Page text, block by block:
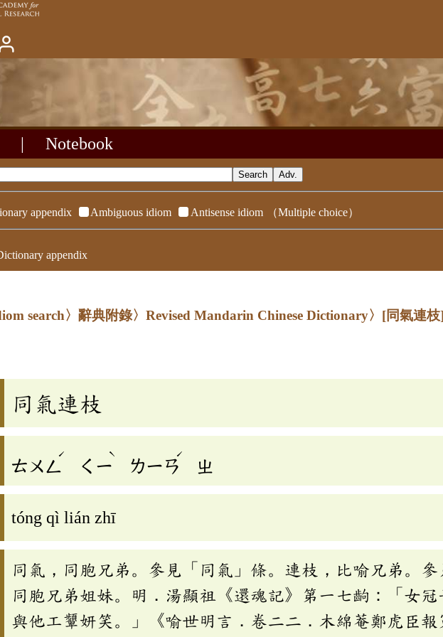
Notebook
appendix Ambiguous idiom Antisense idiom （Multiple choice）
appendix
search〉辭典附錄〉Revised Mandarin Chinese Dictionary〉 [同氣連
同氣連枝
ㄊㄨㄥ
ˊ
ㄑㄧ
ˋ
ㄌㄧㄢ
ˊ
ㄓ
tóng qì lián zhī
同氣，同胞兄弟。參見「同氣」條。連枝，比喻兄弟。
同胞兄弟姐妹。明．湯顯祖《還魂記》第一七齣：「女
與他工顰妍笑。」《喻世明言．卷二二．木綿菴鄭虎臣